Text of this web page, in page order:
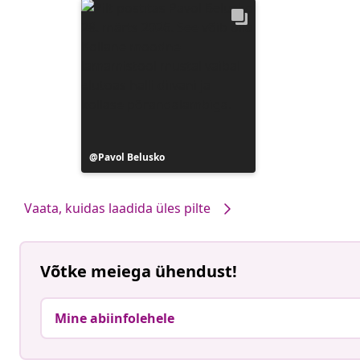
Postitus
avaldatud
Pavol Belusko
Vaata, kuidas laadida üles pilte
Võtke meiega ühendust!
Mine abiinfolehele